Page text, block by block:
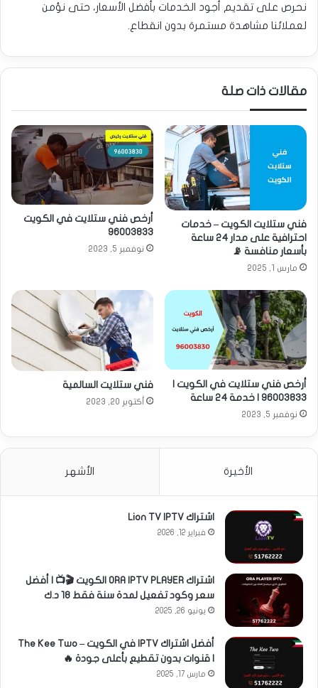
نحرص على تقديم أجود الخدمات بأفضل الأسعار، حتى نؤمن
لعملائنا مشاهدة مستمرة بدون انقطاع.
مقالات ذات صلة
فني ستلايت الكويت – خدمات
احترافية على مدار 24 ساعة
بأسعار منافسة 📡
مارس 1, 2025
أرخص فني ستلايت في الكويت
96003833
نوفمبر 5, 2023
أرخص فني ستلايت في الكويت |
96003833 | خدمة 24 ساعة
نوفمبر 5, 2023
فني ستلايت السالمية
أكتوبر 20, 2023
الأخيرة الأشهر
اشتراك Lion TV IPTV
فبراير 12, 2026
اشتراك ORA IPTV PLAYER الكويت 🎬📺 | أفضل
سعر وكود تفعيل لمدة سنة فقط 18 د.ك
يونيو 26, 2025
أفضل اشتراك IPTV في الكويت – The Kee Two
| قنوات بدون تقطيع بأعلى جودة 🔥
مارس 17, 2025